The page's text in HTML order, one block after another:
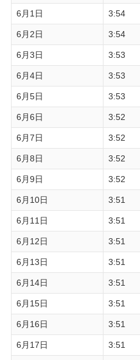
6月1日 3:54
6月2日 3:54
6月3日 3:53
6月4日 3:53
6月5日 3:53
6月6日 3:52
6月7日 3:52
6月8日 3:52
6月9日 3:52
6月10日 3:51
6月11日 3:51
6月12日 3:51
6月13日 3:51
6月14日 3:51
6月15日 3:51
6月16日 3:51
6月17日 3:51